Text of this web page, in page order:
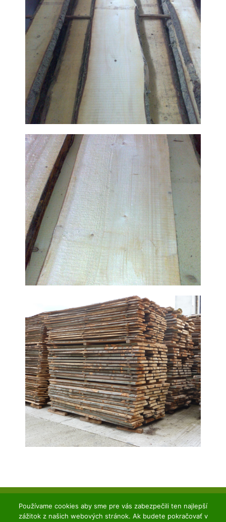
Copyright ©2020 DESAL. Všetky práva vyhradené.
Používame cookies aby sme pre vás zabezpečili ten najlepší
zážitok z našich webových stránok. Ak budete pokračovať v